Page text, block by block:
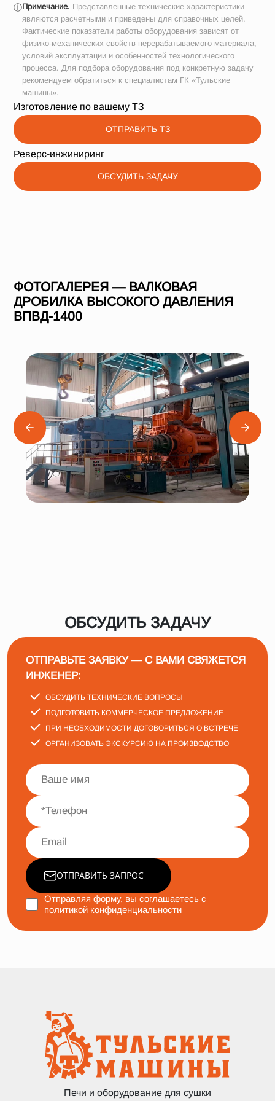
ⓘПримечание. Представленные технические характеристики
являются расчетными и приведены для справочных целей.
Фактические показатели работы оборудования зависят от
физико-механических свойств перерабатываемого материала,
условий эксплуатации и особенностей технологического
процесса. Для подбора оборудования под конкретную задачу
рекомендуем обратиться к специалистам ГК «Тульские
машины».
Изготовление по вашему ТЗ
ОТПРАВИТЬ ТЗ
Реверс-инжиниринг
ОБСУДИТЬ ЗАДАЧУ
ФОТОГАЛЕРЕЯ — ВАЛКОВАЯ
ДРОБИЛКА ВЫСОКОГО ДАВЛЕНИЯ
ВПВД-1400
ОБСУДИТЬ ЗАДАЧУ
ОТПРАВЬТЕ ЗАЯВКУ — С ВАМИ СВЯЖЕТСЯ
ИНЖЕНЕР:
ОБСУДИТЬ ТЕХНИЧЕСКИЕ ВОПРОСЫ
ПОДГОТОВИТЬ КОММЕРЧЕСКОЕ ПРЕДЛОЖЕНИЕ
ПРИ НЕОБХОДИМОСТИ ДОГОВОРИТЬСЯ О ВСТРЕЧЕ
ОРГАНИЗОВАТЬ ЭКСКУРСИЮ НА ПРОИЗВОДСТВО
ОТПРАВИТЬ ЗАПРОС
Отправляя форму, вы соглашаетесь с
политикой конфиденциальности
Печи и оборудование для сушки